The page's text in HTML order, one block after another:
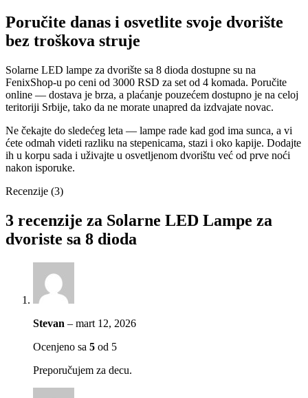
Poručite danas i osvetlite svoje dvorište
bez troškova struje
Solarne LED lampe za dvorište sa 8 dioda dostupne su na
FenixShop-u po ceni od 3000 RSD za set od 4 komada. Poručite
online — dostava je brza, a plaćanje pouzećem dostupno je na celoj
teritoriji Srbije, tako da ne morate unapred da izdvajate novac.
Ne čekajte do sledećeg leta — lampe rade kad god ima sunca, a vi
ćete odmah videti razliku na stepenicama, stazi i oko kapije. Dodajte
ih u korpu sada i uživajte u osvetljenom dvorištu već od prve noći
nakon isporuke.
Recenzije (3)
3 recenzije za Solarne LED Lampe za
dvoriste sa 8 dioda
Stevan – mart 12, 2026
Ocenjeno sa 5 od 5
Preporučujem za decu.